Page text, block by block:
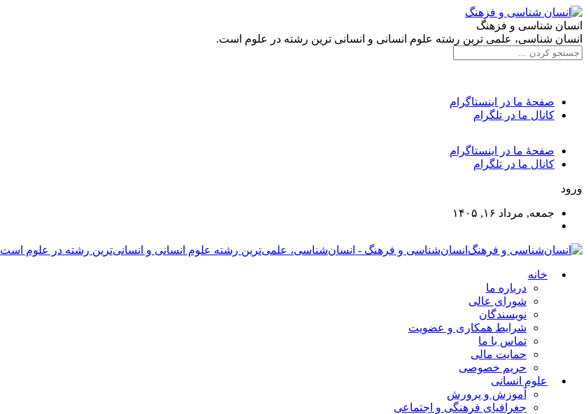
انسان شناسی و فزهنگ
انسان شناسی، علمی ترین رشته علوم انسانی و انسانی ترین رشته در علوم است.
صفحۀ ما در اینستاگرام
کانال ما در تلگرام
صفحۀ ما در اینستاگرام
کانال ما در تلگرام
ورود
جمعه, مرداد ۱۶, ۱۴۰۵
انسان‌شناسی و فرهنگ - انسان‌شناسی، علمی‌ترین رشته علوم انسانی و انسانی‌ترین رشته در علوم است
خانه
درباره ما
شورای عالی
نویسندگان
شرایط همکاری و عضویت
تماس با ما
حمایت مالی
حریم خصوصی
علوم انسانی
آموزش و پرورش
جغرافیای فرهنگی و اجتماعی